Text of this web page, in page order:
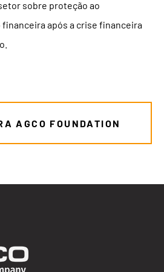
sobre proteção ao
após a crise financeira
AGCO FOUNDATION